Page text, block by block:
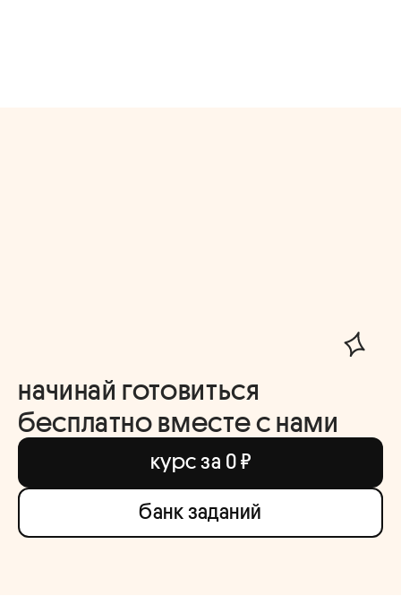
начинай готовиться
бесплатно вместе с нами
курс за 0 ₽
банк заданий